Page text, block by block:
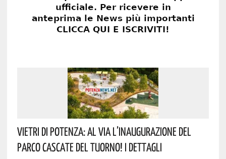
Vietri Di Potenza: Al Via L’inaugurazione Del
Parco Cascate Del Tuorno! I Dettagli